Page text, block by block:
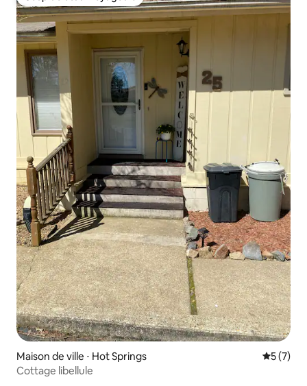
Maison de ville ⋅ Hot Springs
5 (7)
Cottage libellule